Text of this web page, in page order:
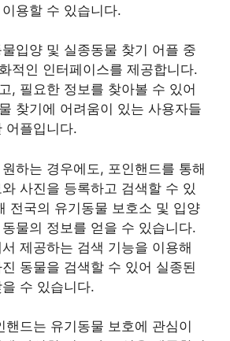
용할 수 있습니다.
입양 및 실종동물 찾기 어플 중
적인 인터페이스를 제공합니다.
, 필요한 정보를 찾아볼 수 있어
찾기에 어려움이 있는 사용자들
어플입니다.
하는 경우에도, 포인핸드를 통해
사진을 등록하고 검색할 수 있
전국의 유기동물 보호소 및 입양
물의 정보를 얻을 수 있습니다.
제공하는 검색 기능을 이용해
동물을 검색할 수 있어 실종된
수 있습니다.
핸드는 유기동물 보호에 관심이